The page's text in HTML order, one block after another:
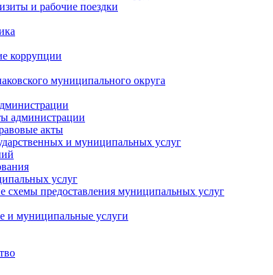
и рабочие поездки
коррупции
муниципального округа
администрации
акты
и муниципальных услуг
услуг
схемы предоставления муниципальных услуг
и муниципальные услуги